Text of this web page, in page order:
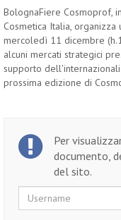
BolognaFiere Cosmoprof,
Cosmetica Italia,
mercoledì 11 dicembre
alcuni mercati strategici
supporto
prossima edizione di
Per
documento,
del sito.
Username